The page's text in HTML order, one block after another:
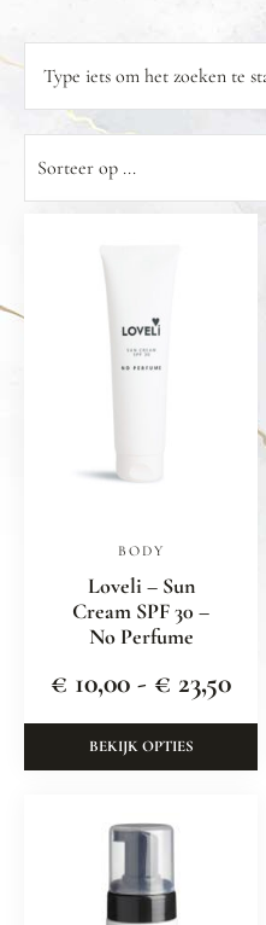
BODY
Loveli – Sun
Cream SPF 30 –
No Perfume
€ 10,00 - € 23,50
BEKIJK OPTIES